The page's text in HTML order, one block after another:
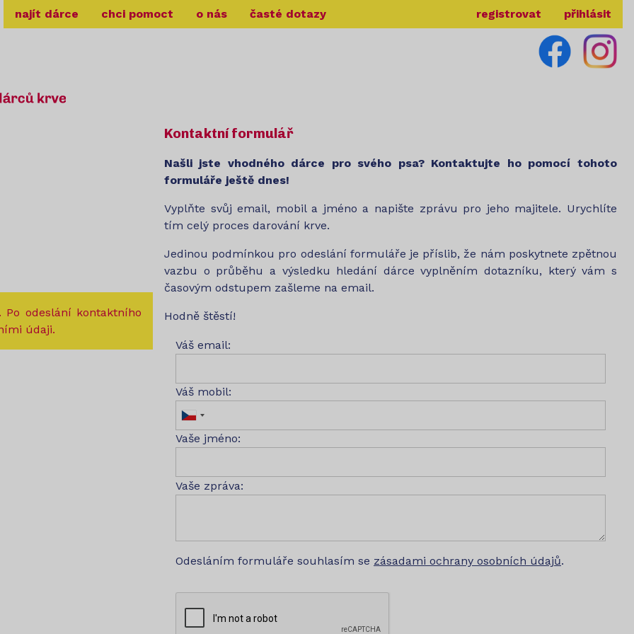
najít dárce chci pomoct o nás časté dotazy přihlásit
registrovat
odeslání kontaktního
údaji.
Kontaktní formulář
Našli jste vhodného dárce pro svého psa? Kontaktujte ho pomocí tohoto
formuláře ještě dnes!
Vyplňte svůj email, mobil a jméno a napište zprávu pro jeho majitele. Urychlíte
tím celý proces darování krve.
Jedinou podmínkou pro odeslání formuláře je příslib, že nám poskytnete zpětnou
vazbu o průběhu a výsledku hledání dárce vyplněním dotazníku, který vám s
časovým odstupem zašleme na email.
Hodně štěstí!
Váš email:
Váš mobil:
Vaše jméno:
Vaše zpráva:
Odesláním formuláře souhlasím se zásadami ochrany osobních údajů.